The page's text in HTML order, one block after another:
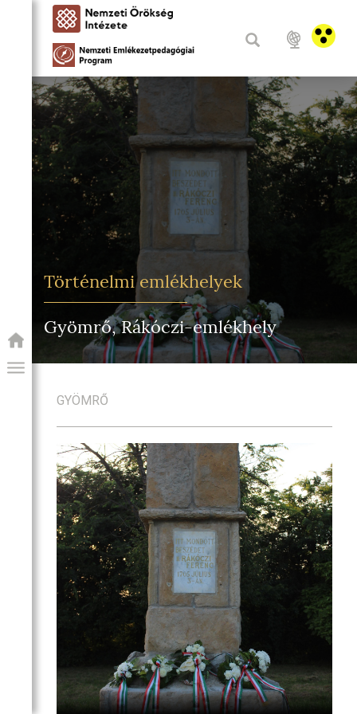
Történelmi emlékhelyek
Gyömrő, Rákóczi-emlékhely
GYÖMRŐ